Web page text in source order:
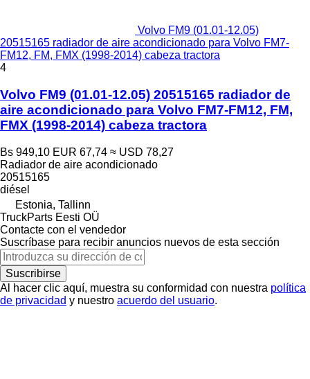
Volvo FM9 (01.01-12.05)
20515165 radiador de aire acondicionado para Volvo FM7-
FM12, FM, FMX (1998-2014) cabeza tractora
4
Volvo FM9 (01.01-12.05) 20515165 radiador de
aire acondicionado para Volvo FM7-FM12, FM,
FMX (1998-2014) cabeza tractora
Bs 949,10 EUR 67,74 ≈ USD 78,27
Radiador de aire acondicionado
20515165
diésel
Estonia, Tallinn
TruckParts Eesti OÜ
Contacte con el vendedor
Suscríbase para recibir anuncios nuevos de esta sección
Suscribirse
Al hacer clic aquí, muestra su conformidad con nuestra política
de privacidad y nuestro acuerdo del usuario.